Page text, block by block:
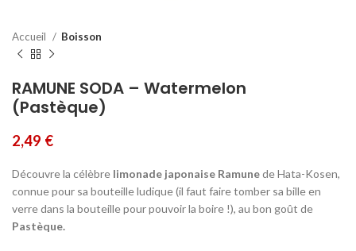
Accueil Boisson
RAMUNE SODA – Watermelon
(Pastèque)
2,49 €
Découvre la célèbre limonade japonaise Ramunede Hata-Kosen,
connue pour sa bouteille ludique (il faut faire tomber sa bille en
verre dans la bouteille pour pouvoir la boire !), au bon goût de
Pastèque.